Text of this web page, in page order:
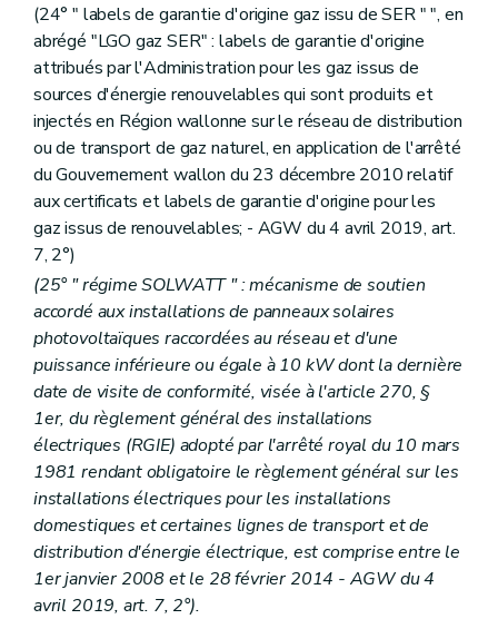
(24° " labels de garantie d'origine gaz issu de SER " ", en
abrégé "LGO gaz SER" : labels de garantie d'origine
attribués par l'Administration pour les gaz issus de
sources d'énergie renouvelables qui sont produits et
injectés en Région wallonne sur le réseau de distribution
ou de transport de gaz naturel, en application de l'arrêté
du Gouvernement wallon du 23 décembre 2010 relatif
aux certificats et labels de garantie d'origine pour les
gaz issus de renouvelables; - AGW du 4 avril 2019, art.
7, 2°)
(25° " régime SOLWATT " : mécanisme de soutien
accordé aux installations de panneaux solaires
photovoltaïques raccordées au réseau et d'une
puissance inférieure ou égale à 10 kW dont la dernière
date de visite de conformité, visée à l'article 270, §
1er, du règlement général des installations
électriques (RGIE) adopté par l'arrêté royal du 10 mars
1981 rendant obligatoire le règlement général sur les
installations électriques pour les installations
domestiques et certaines lignes de transport et de
distribution d'énergie électrique, est comprise entre le
1er janvier 2008 et le 28 février 2014 - AGW du 4
avril 2019, art. 7, 2°).